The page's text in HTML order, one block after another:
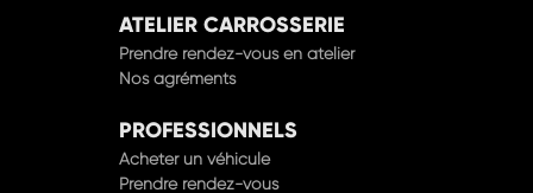
ATELIER CARROSSERIE
Prendre rendez-vous en atelier
Nos agréments
PROFESSIONNELS
Acheter un véhicule
Prendre rendez-vous